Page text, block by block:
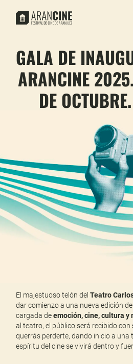
GALA DE
ARANCINE
DE
TEATRO
El majestuoso telón delTeatro
dar comienzo a una nueva edición
cargada deemoción, cine, cultura y
al teatro, el público será recibido con
querrás perderte, dando inicio a una
espíritu del cine se vivirá dentro y